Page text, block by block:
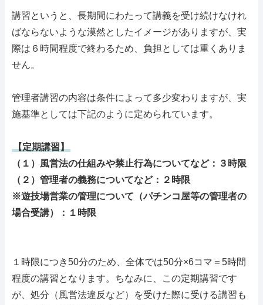
講習というと、長期間にわたって講義を受け続けなけれ
ばならないような漠然としたイメージがありますが、実
際は６時間程度で終わるため、負担としては重くありま
せん。
管理者講習の内容は条件によって多少変わりますが、実
施基準としては下記のように定められています。
【定期講習】
（１）風営法の仕組みや禁止行為についてなど：３時限
（２）管理者の義務についてなど：２時限
※遊技場営業の管理について（パチンコ屋等の管理者の
場合受講）：１時限
１時限につき50分のため、全体では50分×6コマ＝5時間
程度の講習となります。ちなみに、この定期講習です
が、処分（風営法違反など）を受けた際に受ける講習も